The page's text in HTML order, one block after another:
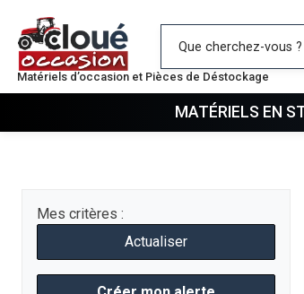
Matériels d’occasion et Pièces de Déstockage
MATÉRIELS EN
Mes critères :
Actualiser